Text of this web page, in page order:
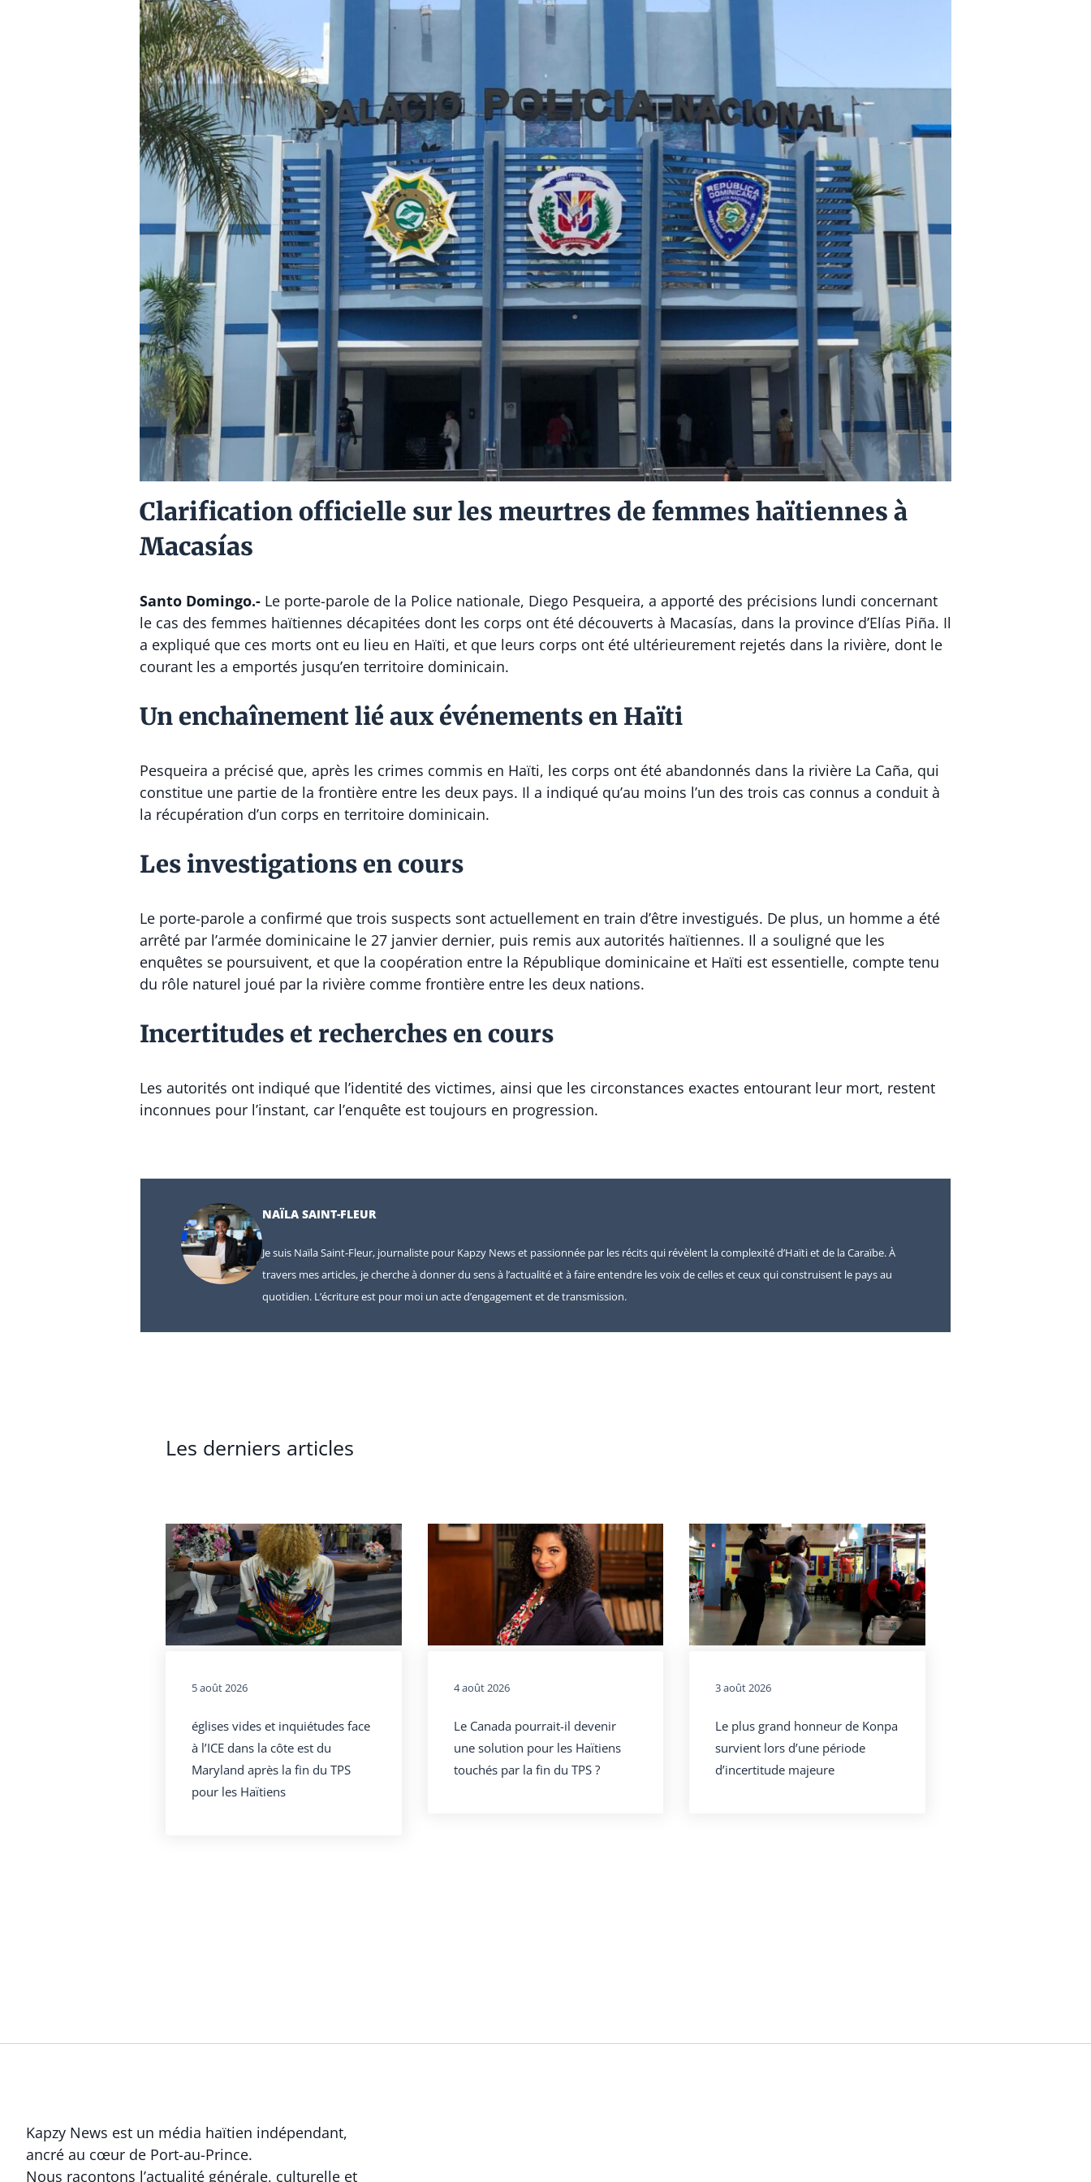
Clarification officielle sur les meurtres de femmes haïtiennes à
Macasías
Santo Domingo.- Le porte-parole de la Police nationale, Diego Pesqueira, a apporté des précisions lundi concernant
le cas des femmes haïtiennes décapitées dont les corps ont été découverts à Macasías, dans la province d’Elías Piña. Il
a expliqué que ces morts ont eu lieu en Haïti, et que leurs corps ont été ultérieurement rejetés dans la rivière, dont le
courant les a emportés jusqu’en territoire dominicain.
Un enchaînement lié aux événements en Haïti
Pesqueira a précisé que, après les crimes commis en Haïti, les corps ont été abandonnés dans la rivière La Caña, qui
constitue une partie de la frontière entre les deux pays. Il a indiqué qu’au moins l’un des trois cas connus a conduit à
la récupération d’un corps en territoire dominicain.
Les investigations en cours
Le porte-parole a confirmé que trois suspects sont actuellement en train d’être investigués. De plus, un homme a été
arrêté par l’armée dominicaine le 27 janvier dernier, puis remis aux autorités haïtiennes. Il a souligné que les
enquêtes se poursuivent, et que la coopération entre la République dominicaine et Haïti est essentielle, compte tenu
du rôle naturel joué par la rivière comme frontière entre les deux nations.
Incertitudes et recherches en cours
Les autorités ont indiqué que l’identité des victimes, ainsi que les circonstances exactes entourant leur mort, restent
inconnues pour l’instant, car l’enquête est toujours en progression.
NAÏLA SAINT-FLEUR
Je suis Naïla Saint-Fleur, journaliste pour Kapzy News et passionnée par les récits qui révèlent la complexité d’Haïti et de la Caraïbe. À
travers mes articles, je cherche à donner du sens à l’actualité et à faire entendre les voix de celles et ceux qui construisent le pays au
quotidien. L’écriture est pour moi un acte d’engagement et de transmission.
Les derniers articles
5 août 2026
églises vides et inquiétudes face
à l’ICE dans la côte est du
Maryland après la fin du TPS
pour les Haïtiens
4 août 2026
Le Canada pourrait-il devenir
une solution pour les Haïtiens
touchés par la fin du TPS ?
3 août 2026
Le plus grand honneur de Konpa
survient lors d’une période
d’incertitude majeure
Kapzy News est un média haïtien indépendant,
ancré au cœur de Port-au-Prince.
Nous racontons l’actualité générale, culturelle et